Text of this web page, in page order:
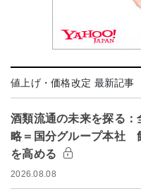
値上げ・価格改定 最新記事
酒類流通の未来を探る：
略＝国分グループ本社
を高める
2026.08.08